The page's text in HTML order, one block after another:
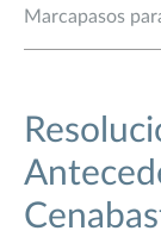
Marcapasos